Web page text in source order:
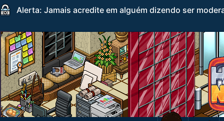
Alerta: Jamais acredite em alguém dizendo ser